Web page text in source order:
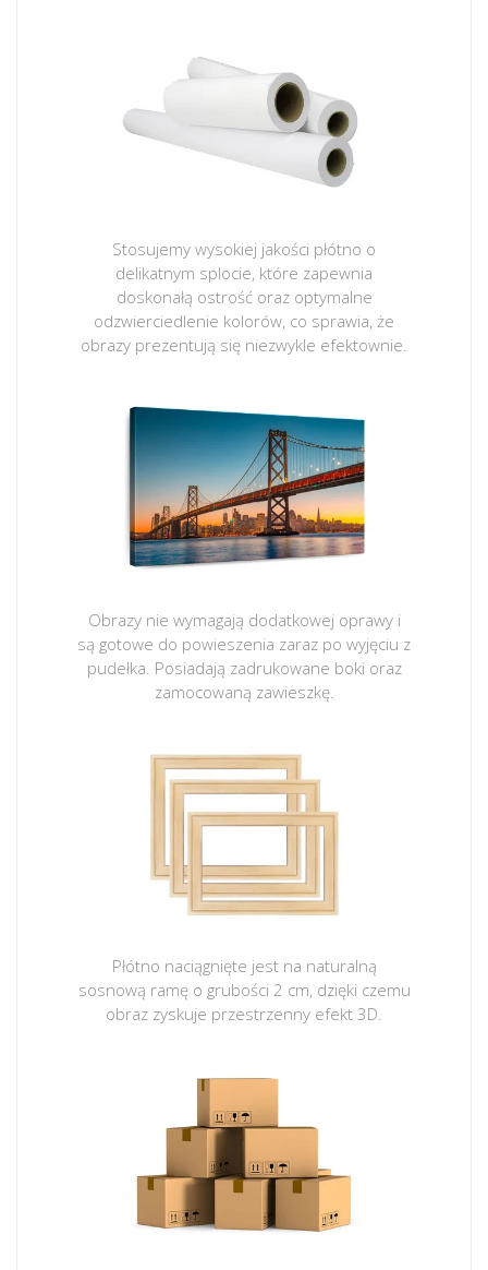
Stosujemy wysokiej jakości płótno o
delikatnym splocie, które zapewnia
doskonałą ostrość oraz optymalne
odzwierciedlenie kolorów, co sprawia, że
obrazy prezentują się niezwykle efektownie.
Obrazy nie wymagają dodatkowej oprawy i
są gotowe do powieszenia zaraz po wyjęciu z
pudełka. Posiadają zadrukowane boki oraz
zamocowaną zawieszkę.
Płótno naciągnięte jest na naturalną
sosnową ramę o grubości 2 cm, dzięki czemu
obraz zyskuje przestrzenny efekt 3D.